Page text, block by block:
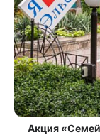
Акция